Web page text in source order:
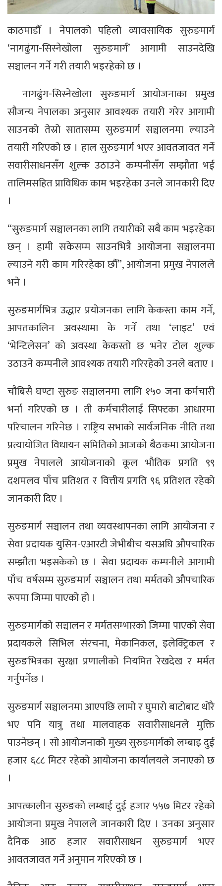
काठमाडौँ । नेपालको पहिलो व्यावसायिक सुरुङमार्ग
‘नागढुंगा-सिस्नेखोला सुरुङमार्ग’ आगामी साउनदेखि
सञ्चालन गर्ने गरी तयारी भइरहेको छ ।
नागढुंग-सिस्नेखोला सुरुङमार्ग आयोजनाका प्रमुख
सौजन्य नेपालका अनुसार आवश्यक तयारी गरेर आगामी
साउनको तेस्रो सातासम्म सुरुङमार्ग सञ्चालनमा ल्याउने
तयारी गरिएको छ । हाल सुरुङमार्ग भएर आवतजावत गर्ने
सवारीसाधनसँग शुल्क उठाउने कम्पनीसँग सम्झौता भई
तालिमसहित प्राविधिक काम भइरहेका उनले जानकारी दिए
।
“सुरुङमार्ग सञ्चालनका लागि तयारीको सबै काम भइरहेका
छन् । हामी सकेसम्म साउनभित्रै आयोजना सञ्चालनमा
ल्याउने गरी काम गरिरहेका छौँ”, आयोजना प्रमुख नेपालले
भने ।
सुरुङमार्गभित्र उद्धार प्रयोजनका लागि केकस्ता काम गर्ने,
आपतकालिन अवस्थामा के गर्ने तथा ‘लाइट’ एवं
‘भेन्टिलेसन’ को अवस्था केकस्तो छ भनेर टोल शुल्क
उठाउने कम्पनीले आवश्यक तयारी गरिरहेको उनले बताए ।
चौबिसै घण्टा सुरुङ सञ्चालनमा लागि १५० जना कर्मचारी
भर्ना गरिएको छ । ती कर्मचारीलाई सिफ्टका आधारमा
परिचालन गरिनेछ । राष्ट्रिय सभाको सार्वजनिक नीति तथा
प्रत्यायोजित विधायन समितिको आजको बैठकमा आयोजना
प्रमुख नेपालले आयोजनाको कूल भौतिक प्रगति ९९
दशमलव पाँच प्रतिशत र वित्तीय प्रगति ९६ प्रतिशत रहेको
जानकारी दिए ।
सुरुङमार्ग सञ्चालन तथा व्यवस्थापनका लागि आयोजना र
सेवा प्रदायक युसिन-एआरटी जेभीबीच यसअघि औपचारिक
सम्झौता भइसकेको छ । सेवा प्रदायक कम्पनीले आगामी
पाँच वर्षसम्म सुरुङमार्ग सञ्चालन तथा मर्मतको औपचारिक
रूपमा जिम्मा पाएको हो ।
सुरुङमार्गको सञ्चालन र मर्मतसम्भारको जिम्मा पाएको सेवा
प्रदायकले सिभिल संरचना, मेकानिकल, इलेक्ट्रिकल र
सुरुङभित्रका सुरक्षा प्रणालीको नियमित रेखदेख र मर्मत
गर्नुपर्नेछ ।
सुरुङमार्ग सञ्चालनमा आएपछि लामो र घुमारो बाटोबाट थोरै
भए पनि यात्रु तथा मालवाहक सवारीसाधनले मुक्ति
पाउनेछन् । सो आयोजनाको मुख्य सुरुङमार्गको लम्बाइ दुई
हजार ६८८ मिटर रहेको आयोजना कार्यालयले जनाएको छ
।
आपत्कालीन सुरुङको लम्बाई दुई हजार ५५७ मिटर रहेको
आयोजना प्रमुख नेपालले जानकारी दिए । उनका अनुसार
दैनिक आठ हजार सवारीसाधन सुरुङमार्ग भएर
आवतजावत गर्ने अनुमान गरिएको छ ।